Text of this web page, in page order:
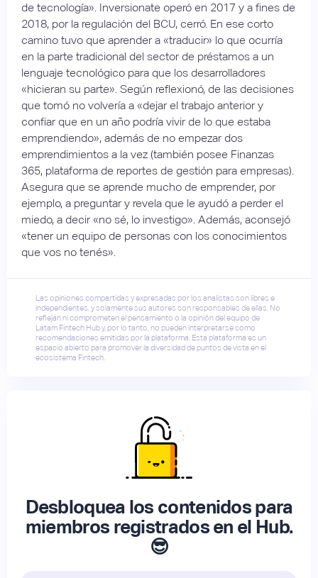
de tecnología». Inversionate operó en 2017 y a fines de
2018, por la regulación del BCU, cerró. En ese corto
camino tuvo que aprender a «traducir» lo que ocurría
en la parte tradicional del sector de préstamos a un
lenguaje tecnológico para que los desarrolladores
«hicieran su parte». Según reflexionó, de las decisiones
que tomó no volvería a «dejar el trabajo anterior y
confiar que en un año podría vivir de lo que estaba
emprendiendo», además de no empezar dos
emprendimientos a la vez (también posee Finanzas
365, plataforma de reportes de gestión para empresas).
Asegura que se aprende mucho de emprender, por
ejemplo, a preguntar y revela que le ayudó a perder el
miedo, a decir «no sé, lo investigo». Además, aconsejó
«tener un equipo de personas con los conocimientos
que vos no tenés».
Las opiniones compartidas y expresadas por los analistas son libres e
independientes, y solamente sus autores son responsables de ellas. No
reflejan ni comprometen el pensamiento o la opinión del equipo de
Latam Fintech Hub y, por lo tanto, no pueden interpretarse como
recomendaciones emitidas por la plataforma. Esta plataforma es un
espacio abierto para promover la diversidad de puntos de vista en el
ecosistema Fintech.
Desbloquea los contenidos para
miembros registrados en el Hub.
😎